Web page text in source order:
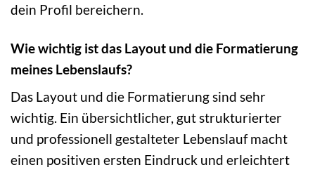
dein Profil bereichern.
Wie wichtig ist das Layout und die Formatierung
meines Lebenslaufs?
Das Layout und die Formatierung sind sehr
wichtig. Ein übersichtlicher, gut strukturierter
und professionell gestalteter Lebenslauf macht
einen positiven ersten Eindruck und erleichtert